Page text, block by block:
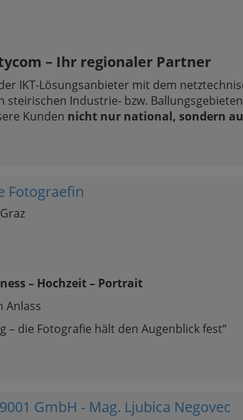
– Ihr regionaler Partner
IKT-Lösungsanbieter mit dem
steirischen Industrie- bzw.
Kunden nicht nur national, sondern
Fotograefin
– Hochzeit – Portrait
Anlass
– die Fotografie hält den Augenblick fest“
9001 GmbH - Mag. Ljubica Negovec